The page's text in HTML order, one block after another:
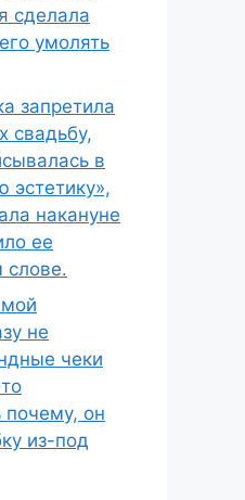
сделала
умолять
запретила
свадьбу,
в
эстетику»,
накануне
ее
слове.
не
чеки
почему, он
из-под